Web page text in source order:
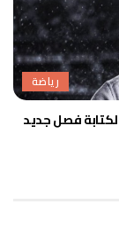
رياضة
فصل جديد